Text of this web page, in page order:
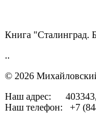
Книга "Сталинград.
..
© 2026
Наш адрес:
Наш телефон: +7